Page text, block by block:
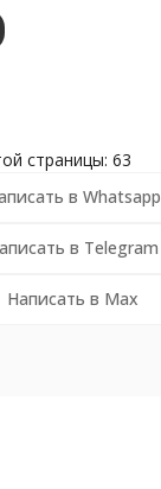
страницы: 63
в Whatsapp
в Telegram
Написать в Max